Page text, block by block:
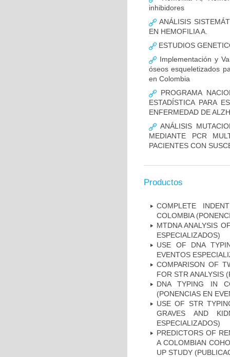
inhibidores
ANÁLISIS
EN HEMOFILIA A.
ESTUDIOS
Implementación y
óseos esqueletizados
en Colombia
PROGRAMA
ESTADÍSTICA PARA
ENFERMEDAD DE
ANÁLISIS
MEDIANTE PCR
PACIENTES CON
Productos
COMPLETE
COLOMBIA
MTDNA ANALYSIS
ESPECIALIZADOS)
USE OF DNA
EVENTOS
COMPARISON OF
FOR STR ANALYSIS
DNA TYPING IN
(PONENCIAS EN
USE OF STR
GRAVES AND
ESPECIALIZADOS)
PREDICTORS OF
A COLOMBIAN
UP STUDY